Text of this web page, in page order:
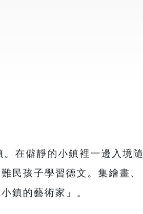
在僻靜的小鎮裡一邊入境隨
民孩子學習德文。集繪畫、
鎮的藝術家」。